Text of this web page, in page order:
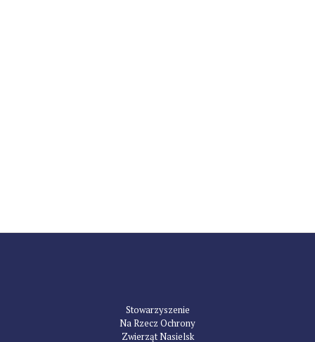
Stowarzyszenie
Na Rzecz Ochrony
Zwierząt Nasielsk